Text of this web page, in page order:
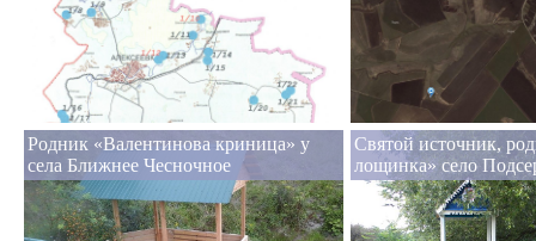
Родник «Валентинова криница» у
села Ближнее Чесночное
Святой источник,
лощинка» село